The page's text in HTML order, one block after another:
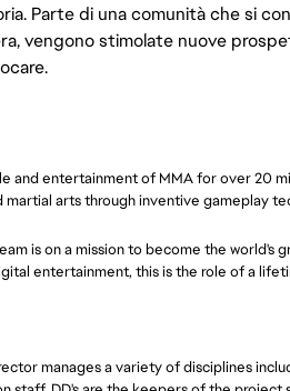
Parte di una comunità che si
vengono stimolate nuove
and entertainment of MMA for over 20
arts through inventive gameplay
is on a mission to become the world's
entertainment, this is the role of a
manages a variety of disciplines